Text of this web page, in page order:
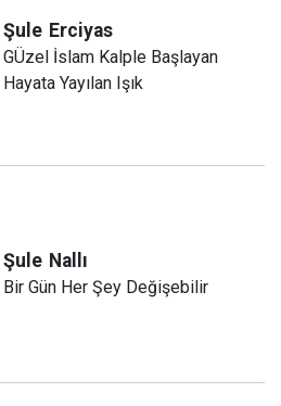
Şule Erciyas
GÜzel İslam Kalple Başlayan
Hayata Yayılan Işık
Şule Nallı
Bir Gün Her Şey Değişebilir